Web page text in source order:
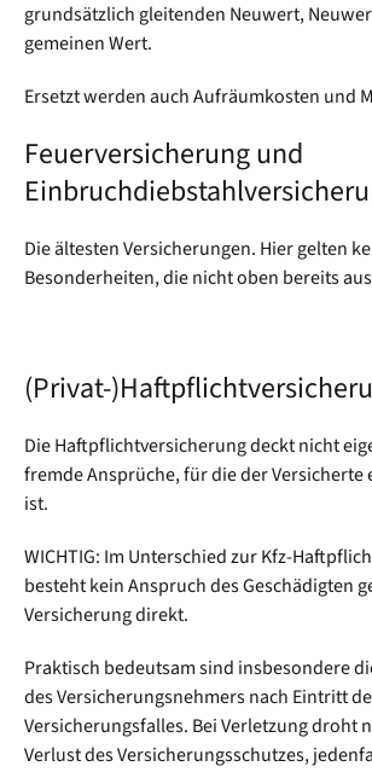
grundsätzlich gleitenden Neuwert,
gemeinen Wert.
Ersetzt werden auch Aufräumkosten und
Feuerversicherung und
Die ältesten Versicherungen. Hier gelten
Besonderheiten, die nicht oben bereits
(Privat-
Die Haftpflichtversicherung deckt nicht
fremde Ansprüche, für die der
ist.
WICHTIG: Im Unterschied zur Kfz-
besteht kein Anspruch des Geschädigten
Versicherung direkt.
Praktisch bedeutsam sind insbesondere
des Versicherungsnehmers nach Eintritt
Versicherungsfalles. Bei Verletzung droht
Verlust des Versicherungsschutzes,